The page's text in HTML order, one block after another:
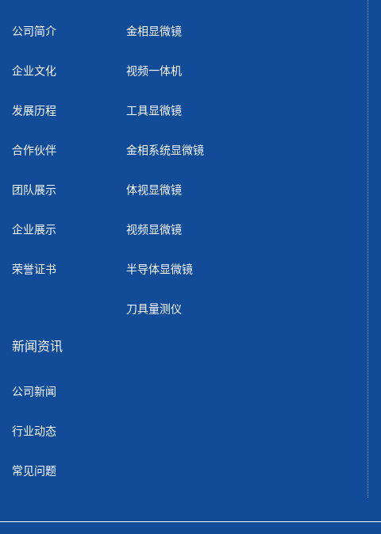
公司简介
企业文化
发展历程
合作伙伴
团队展示
企业展示
荣誉证书
金相显微镜
视频一体机
工具显微镜
金相系统显微镜
体视显微镜
视频显微镜
半导体显微镜
刀具量测仪
新闻资讯
公司新闻
行业动态
常见问题